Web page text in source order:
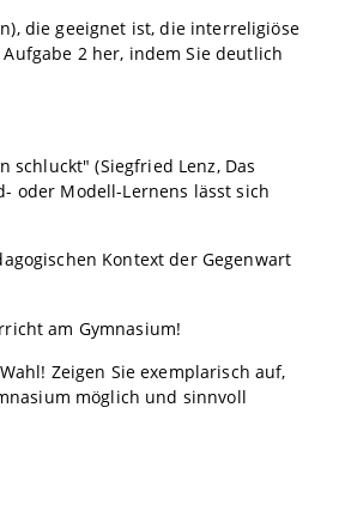
die geeignet ist, die interreligiöse
2 her, indem Sie deutlich
(Siegfried Lenz, Das
oder Modell-Lernens lässt sich
Kontext der Gegenwart
am Gymnasium!
Zeigen Sie exemplarisch auf,
möglich und sinnvoll